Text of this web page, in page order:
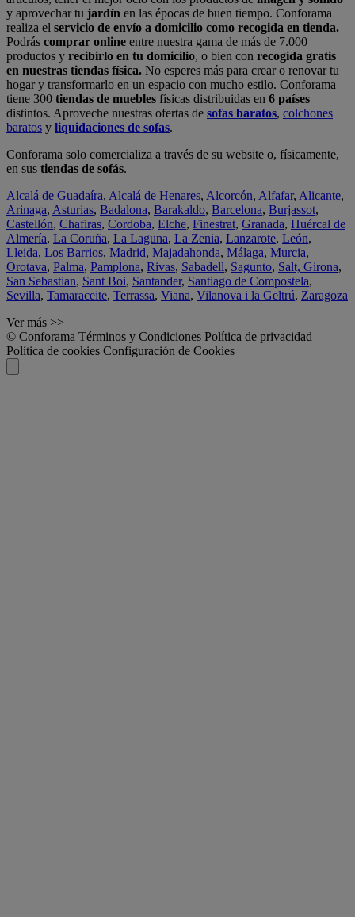
y aprovechar tu jardín en las épocas de buen tiempo. Conforama
realiza el servicio de envío a domicilio como recogida en tienda.
Podrás comprar online entre nuestra gama de más de 7.000
productos y recibirlo en tu domicilio, o bien con recogida gratis
en nuestras tiendas física. No esperes más para crear o renovar tu
hogar y transformarlo en un espacio con mucho estilo. Conforama
tiene 300 tiendas de muebles físicas distribuidas en 6 países
distintos. Aproveche nuestras ofertas de sofas baratos, colchones
baratos y liquidaciones de sofas.
Conforama solo comercializa a través de su website o, físicamente,
en sus tiendas de sofás.
Alcalá de Guadaíra, Alcalá de Henares, Alcorcón, Alfafar, Alicante,
Arinaga, Asturias, Badalona, Barakaldo, Barcelona, Burjassot,
Castellón, Chafiras, Cordoba, Elche, Finestrat, Granada, Huércal de
Almería, La Coruña, La Laguna, La Zenia, Lanzarote, León,
Lleida, Los Barrios, Madrid, Majadahonda, Málaga, Murcia,
Orotava, Palma, Pamplona, Rivas, Sabadell, Sagunto, Salt, Girona,
San Sebastian, Sant Boi, Santander, Santiago de Compostela,
Sevilla, Tamaraceite, Terrassa, Viana, Vilanova i la Geltrú, Zaragoza
Ver más >>
© Conforama Términos y Condiciones Política de privacidad
Política de cookies Configuración de Cookies